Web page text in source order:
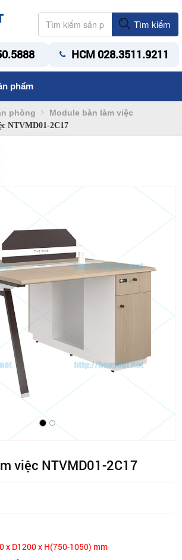
Tìm kiếm
HCM 028.3511.9211
phẩm
phòng Module bàn làm việc
NTVMD01-2C17
việc NTVMD01-2C17
x D1200 x H(750-1050) mm